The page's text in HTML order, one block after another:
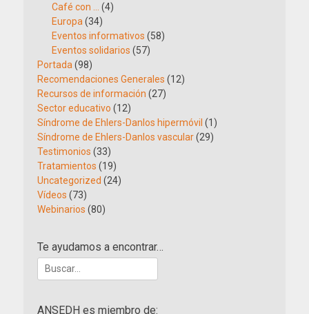
Café con …
(4)
Europa (34)
Eventos informativos (58)
Eventos solidarios (57)
Portada (98)
Recomendaciones Generales (12)
Recursos de información (27)
Sector educativo (12)
Síndrome de Ehlers-Danlos hipermóvil (1)
Síndrome de Ehlers-Danlos vascular(29)
Testimonios (33)
Tratamientos (19)
Uncategorized (24)
Vídeos (73)
Webinarios (80)
Te ayudamos a encontrar…
Buscar:
ANSEDH es miembro de: